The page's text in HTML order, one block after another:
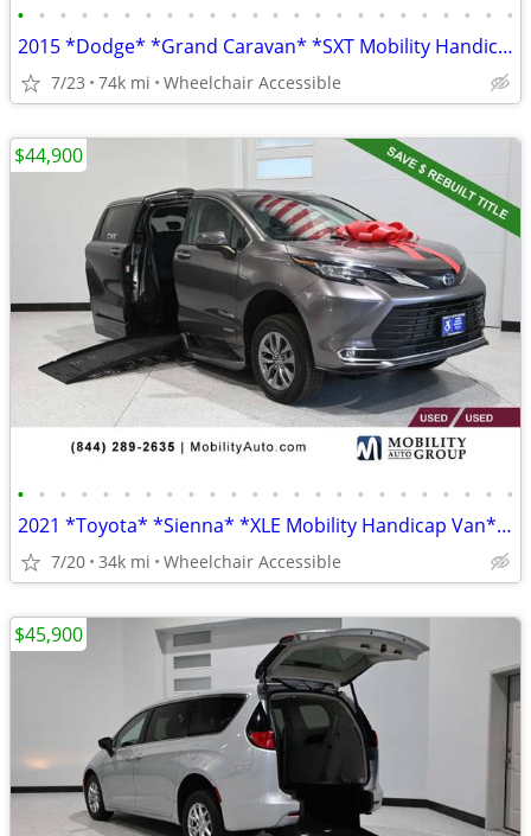
• • • • • • • • • • • • • • • • • • • • • • • •
2015 *Dodge* *Grand Caravan* *SXT Mobility Handicap Van
7/23 74k mi Wheelchair Accessible
• • • • • • • • • • • • • • • • • • • • • • • •
2021 *Toyota* *Sienna* *XLE Mobility Handicap Van* G
7/20 34k mi Wheelchair Accessible
$44,900
$45,900